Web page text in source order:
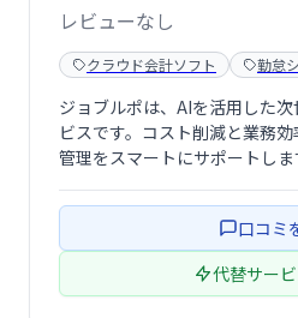
レビューなし
クラウド会計ソフト 勤怠
ジョブルポは、AIを活用した
ビスです。コスト削減と業務
管理をスマートにサポートし
献します。
口コミ
代替サー